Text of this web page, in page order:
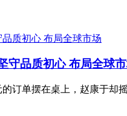
守品质初心 布局全球
订单摆在桌上，赵康于